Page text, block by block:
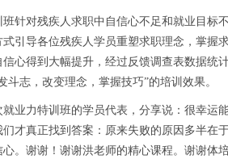
对残疾人求职中自信心不足和就业目标
引导各位残疾人学员重塑求职理念，掌
心得到大幅提升，经过反馈调查表数据统
斗志，改变理念，掌握技巧”的培训效果。
力特训班的学员代表，分享说：很幸运
才真正找到答案：原来失败的原因多半
。谢谢！谢谢洪老师的精心课程。谢谢体